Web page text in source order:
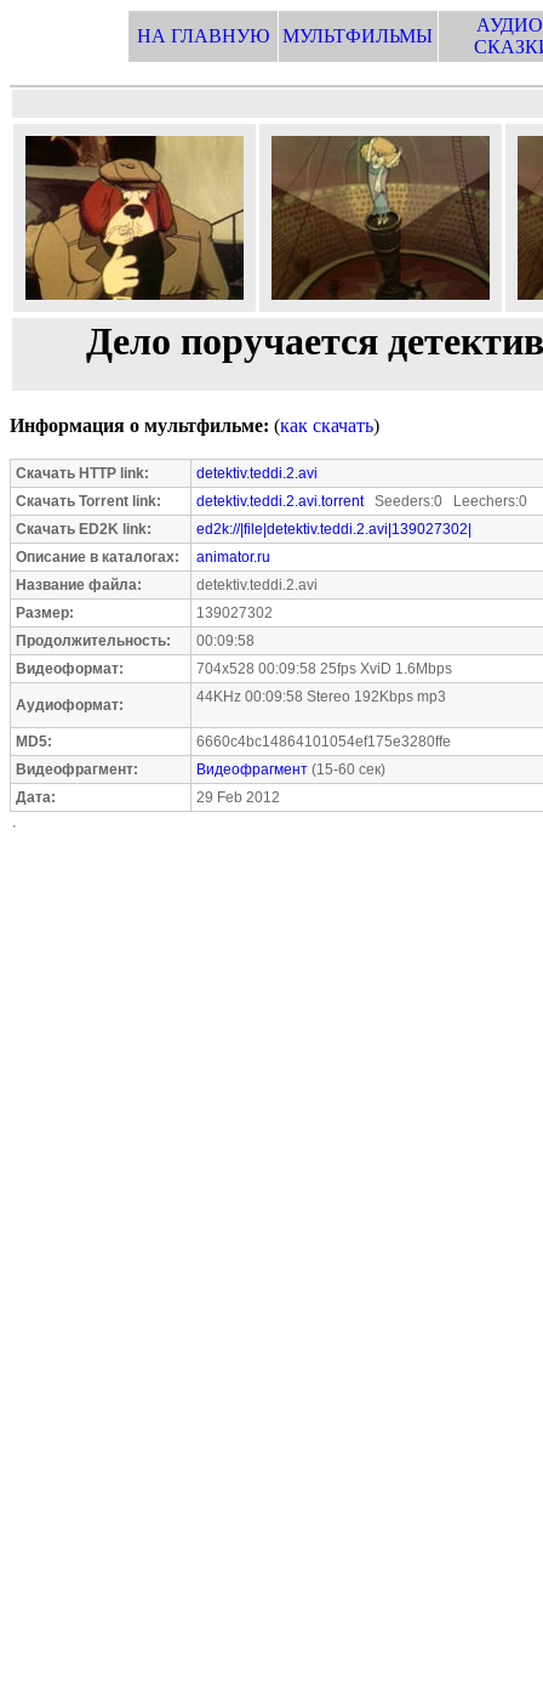
НА ГЛАВНУЮ МУЛЬТФИЛЬМЫ
Дело поручается
Информация о мультфильме: (как скачать)
Скачать HTTP link:
detektiv.teddi.2.avi
Скачать Torrent link:
detektiv.teddi.2.avi.torrentSeeders:0 Leechers:0
Скачать ED2K link:
ed2k://|file|detektiv.teddi.2.avi|139027302|
Описание в каталогах:
animator.ru
Название файла:
detektiv.teddi.2.avi
Размер:
139027302
Продолжительность:
00:09:58
Видеоформат:
704x528 00:09:58 25fps XviD 1.6Mbps
Аудиоформат: 44KHz 00:09:58 Stereo 192Kbps mp3
MD5:
6660c4bc14864101054ef175e3280ffe
Видеофрагмент:
Видеофрагмент (15-60 сек)
Дата:
29 Feb 2012